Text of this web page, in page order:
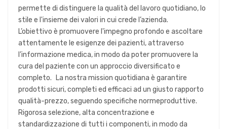
permette di distinguere la qualità del lavoro quotidiano, lo
stile e l'insieme dei valori in cui crede l’azienda.
L’obiettivo è promuovere l'impegno profondo e ascoltare
attentamente le esigenze dei pazienti, attraverso
l’informazione medica, in modo da poter promuovere la
cura del paziente con un approccio diversificato e
completo. La nostra mission quotidiana è garantire
prodotti sicuri, completi ed efficaci ad un giusto rapporto
qualità-prezzo, seguendo specifiche normeproduttive.
Rigorosa selezione, alta concentrazione e
standardizzazione di tutti i componenti, in modo da